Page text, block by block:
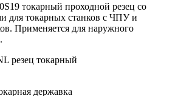
токарный проходной резец со
для токарных станков с ЧПУ и
Применяется для наружного
державка